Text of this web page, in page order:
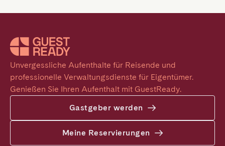
Unvergessliche Aufenthalte für Reisende und
professionelle Verwaltungsdienste für Eigentümer.
Genießen Sie Ihren Aufenthalt mit GuestReady.
Gastgeber werden
Meine Reservierungen